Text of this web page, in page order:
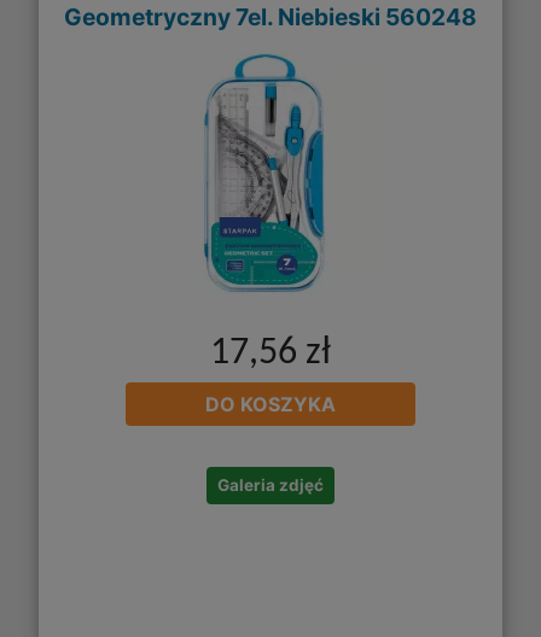
Geometryczny 7el. Niebieski 560248
17,56 zł
DO KOSZYKA
Galeria zdjęć